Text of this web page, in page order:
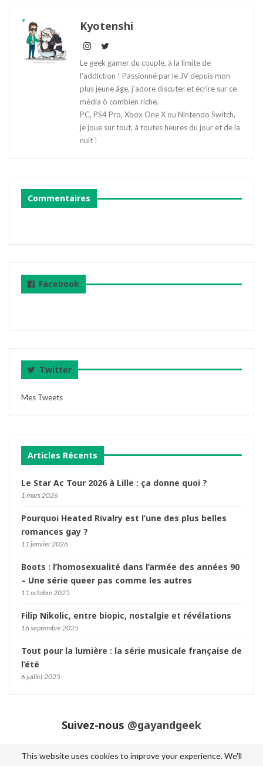
Kyotenshi
Le geek gamer du couple, à la limite de
l'addiction ! Passionné par le JV depuis mon
plus jeune âge, j'adore discuter et écrire sur ce
média ô combien riche.
PC, PS4 Pro, Xbox One X ou Nintendo Switch,
je joue sur tout, à toutes heures du jour et de la
nuit !
Commentaires
Facebook
Twitter
Mes Tweets
Articles Récents
Le Star Ac Tour 2026 à Lille : ça donne quoi ?
1 mars 2026
Pourquoi Heated Rivalry est l’une des plus belles
romances gay ?
11 janvier 2026
Boots : l’homosexualité dans l’armée des années 90
– Une série queer pas comme les autres
11 octobre 2025
Filip Nikolic, entre biopic, nostalgie et révélations
16 septembre 2025
Tout pour la lumière : la série musicale française de
l’été
6 juillet 2025
Suivez-nous @gayandgeek
This website uses cookies to improve your experience. We'll